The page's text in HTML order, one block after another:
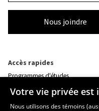
Nous joindre
Accès rapides
Programmes d'études
Nos départements et école
Foire aux questions
Votre vie privée est
Nous utilisons des témoins